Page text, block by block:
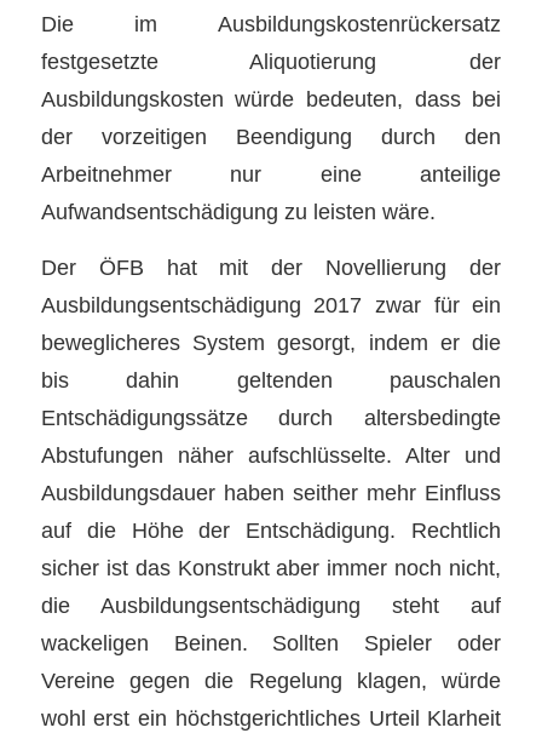
Die im Ausbildungskostenrückersatz
festgesetzte Aliquotierung der
Ausbildungskosten würde bedeuten, dass bei
der vorzeitigen Beendigung durch den
Arbeitnehmer nur eine anteilige
Aufwandsentschädigung zu leisten wäre.
Der ÖFB hat mit der Novellierung der
Ausbildungsentschädigung 2017 zwar für ein
beweglicheres System gesorgt, indem er die
bis dahin geltenden pauschalen
Entschädigungssätze durch altersbedingte
Abstufungen näher aufschlüsselte. Alter und
Ausbildungsdauer haben seither mehr Einfluss
auf die Höhe der Entschädigung. Rechtlich
sicher ist das Konstrukt aber immer noch nicht,
die Ausbildungsentschädigung steht auf
wackeligen Beinen. Sollten Spieler oder
Vereine gegen die Regelung klagen, würde
wohl erst ein höchstgerichtliches Urteil Klarheit